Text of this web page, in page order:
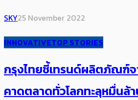
SKY25 November 2022
INNOVATIVETOP STORIES
กรุงไทยชี้เทรนด์ผลิตภัณฑ์
คาดตลาดทั่วโลกทะลุหมื่นล้